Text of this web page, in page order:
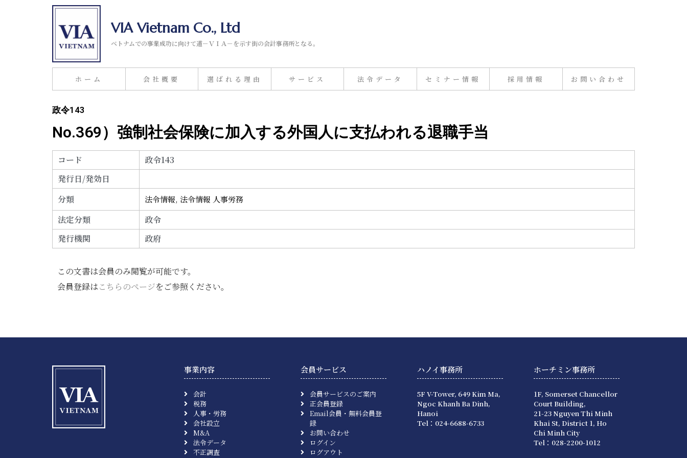
VIA Vietnam Co., Ltd
ベトナムでの事業成功に向けて道－ＶＩＡ－を示す街の会計事務所となる。
ホーム 会社概要 選ばれる理由 サービス 法令データ セミナー情報 採用情報 お問い合わせ
政令143
No.369）強制社会保険に加入する外国人に支払われる退職手当
コード
政令143
発行日/発効日
分類
法令情報, 法令情報 人事労務
法定分類
政令
発行機関
政府
この文書は会員のみ閲覧が可能です。
会員登録はこちらのページをご参照ください。
事業内容
会計
税務
人事・労務
会社設立
M&A
法令データ
不正調査
会員サービス
会員サービスのご案内
正会員登録
Email会員・無料会員登
録
お問い合わせ
ログイン
ログアウト
ハノイ事務所
5F V-Tower, 649 Kim Ma,
Ngoc Khanh Ba Dinh,
Hanoi
Tel：024-6688-6733
ホーチミン事務所
1F, Somerset Chancellor
Court Building,
21-23 Nguyen Thi Minh
Khai St, District 1, Ho
Chi Minh City
Tel：028-2200-1012